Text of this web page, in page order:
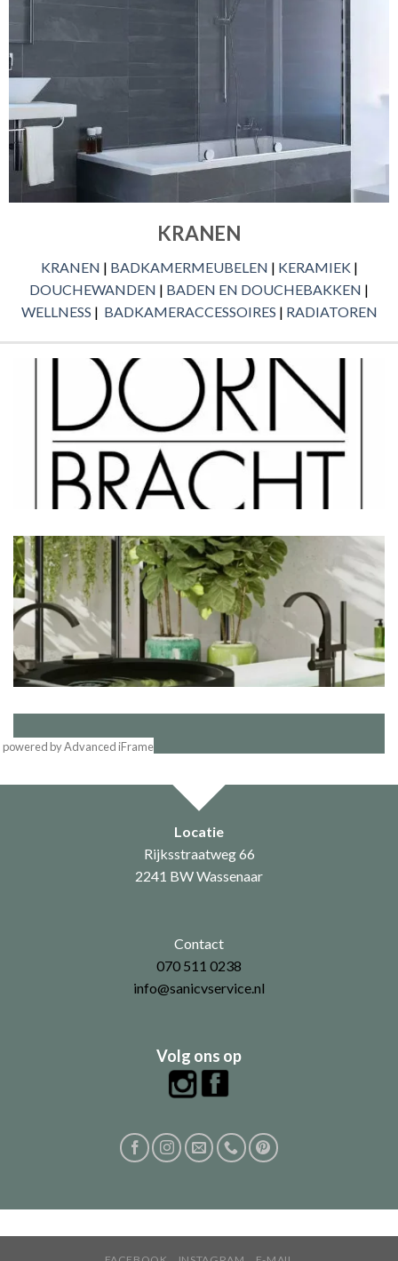
powered by Advanced iFrame
Locatie
Rijksstraatweg 66
2241 BW Wassenaar
Contact
070 511 0238
info@sanicvservice.nl
Volg ons op